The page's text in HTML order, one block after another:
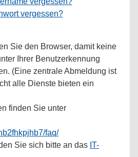
vergessen?
Sie den Browser, damit keine
Ihrer Benutzerkennung
(Eine zentrale Abmeldung ist
alle Dienste bieten ein
finden Sie unter
faq/
Sie sich bitte an das IT-